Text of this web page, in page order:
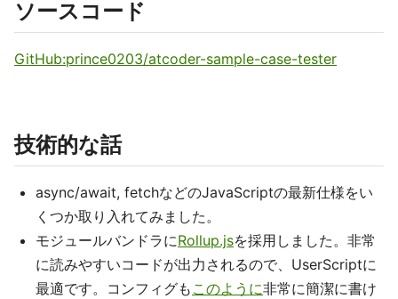
ソースコード
GitHub:prince0203/atcoder-sample-case-tester
技術的な話
async/await, fetchなどのJavaScriptの最新仕様をい
くつか取り入れてみました。
モジュールバンドラにRollup.jsを採用しました。非常
に読みやすいコードが出力されるので、UserScriptに
最適です。コンフィグも このように非常に簡潔に書け